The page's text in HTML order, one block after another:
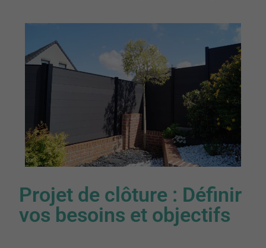
Projet de clôture : Définir
vos besoins et objectifs